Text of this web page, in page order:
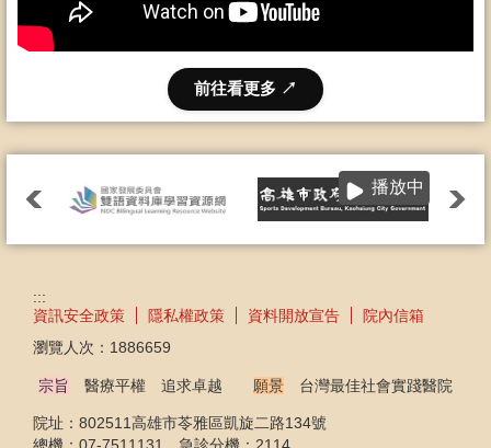
前往看更多 ↗
播放中
:::
資訊安全政策
隱私權政策 資料開放宣告
院內信箱
瀏覽人次： 1886659
宗旨 醫療平權 追求卓越 願景 台灣最佳社會實踐醫院
院址：802511高雄市苓雅區凱旋二路134號